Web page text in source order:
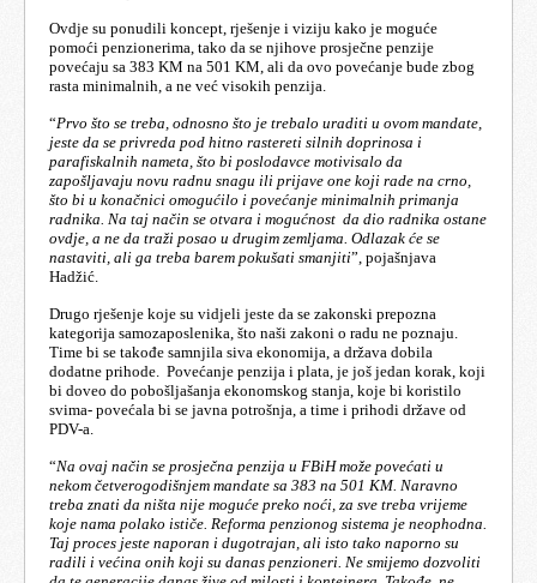
Ovdje su ponudili koncept, rješenje i viziju kako je moguće
pomoći penzionerima, tako da se njihove prosječne penzije
povećaju sa 383 KM na 501 KM, ali da ovo povećanje bude zbog
rasta minimalnih, a ne već visokih penzija.
“Prvo što se treba, odnosno što je trebalo uraditi u ovom mandate,
jeste da se privreda pod hitno rastereti silnih doprinosa i
parafiskalnih nameta, što bi poslodavce motivisalo da
zapošljavaju novu radnu snagu ili prijave one koji rade na crno,
što bi u konačnici omogućilo i povećanje minimalnih primanja
radnika. Na taj način se otvara i mogućnost da dio radnika ostane
ovdje, a ne da traži posao u drugim zemljama. Odlazak će se
nastaviti, ali ga treba barem pokušati smanjiti”, pojašnjava
Hadžić.
Drugo rješenje koje su vidjeli jeste da se zakonski prepozna
kategorija samozaposlenika, što naši zakoni o radu ne poznaju.
Time bi se takođe samnjila siva ekonomija, a država dobila
dodatne prihode. Povećanje penzija i plata, je još jedan korak, koji
bi doveo do pobošljašanja ekonomskog stanja, koje bi koristilo
svima- povećala bi se javna potrošnja, a time i prihodi države od
PDV-a.
“Na ovaj način se prosječna penzija u FBiH može povećati u
nekom četverogodišnjem mandate sa 383 na 501 KM. Naravno
treba znati da ništa nije moguće preko noći, za sve treba vrijeme
koje nama polako ističe. Reforma penzionog sistema je neophodna.
Taj proces jeste naporan i dugotrajan, ali isto tako naporno su
radili i većina onih koji su danas penzioneri. Ne smijemo dozvoliti